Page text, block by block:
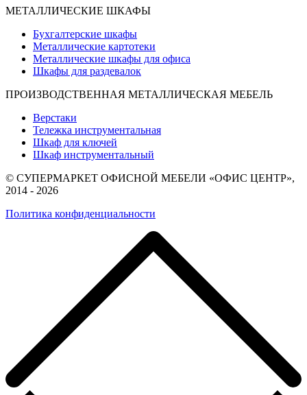
МЕТАЛЛИЧЕСКИЕ ШКАФЫ
Бухгалтерские шкафы
Металлические картотеки
Металлические шкафы для офиса
Шкафы для раздевалок
ПРОИЗВОДСТВЕННАЯ МЕТАЛЛИЧЕСКАЯ МЕБЕЛЬ
Верстаки
Тележка инструментальная
Шкаф для ключей
Шкаф инструментальный
© СУПЕРМАРКЕТ ОФИСНОЙ МЕБЕЛИ «ОФИС ЦЕНТР»,
2014 - 2026
Политика конфиденциальности